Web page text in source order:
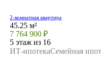
2-комнатная квартира
45.25 м²
7 764 900 ₽
5 этаж из 16
ИТ-ипотекаСемейная